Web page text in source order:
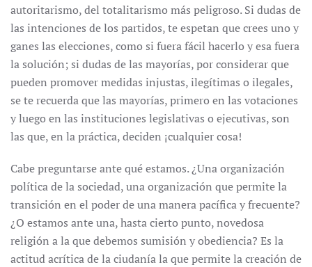
autoritarismo, del totalitarismo más peligroso. Si dudas de
las intenciones de los partidos, te espetan que crees uno y
ganes las elecciones, como si fuera fácil hacerlo y esa fuera
la solución; si dudas de las mayorías, por considerar que
pueden promover medidas injustas, ilegítimas o ilegales,
se te recuerda que las mayorías, primero en las votaciones
y luego en las instituciones legislativas o ejecutivas, son
las que, en la práctica, deciden ¡cualquier cosa!
Cabe preguntarse ante qué estamos. ¿Una organización
política de la sociedad, una organización que permite la
transición en el poder de una manera pacífica y frecuente?
¿O estamos ante una, hasta cierto punto, novedosa
religión a la que debemos sumisión y obediencia? Es la
actitud acrítica de la ciudanía la que permite la creación de